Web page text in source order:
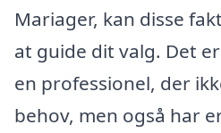
Mariager, kan disse
at guide dit valg. Det
en professionel, der
behov, men også har